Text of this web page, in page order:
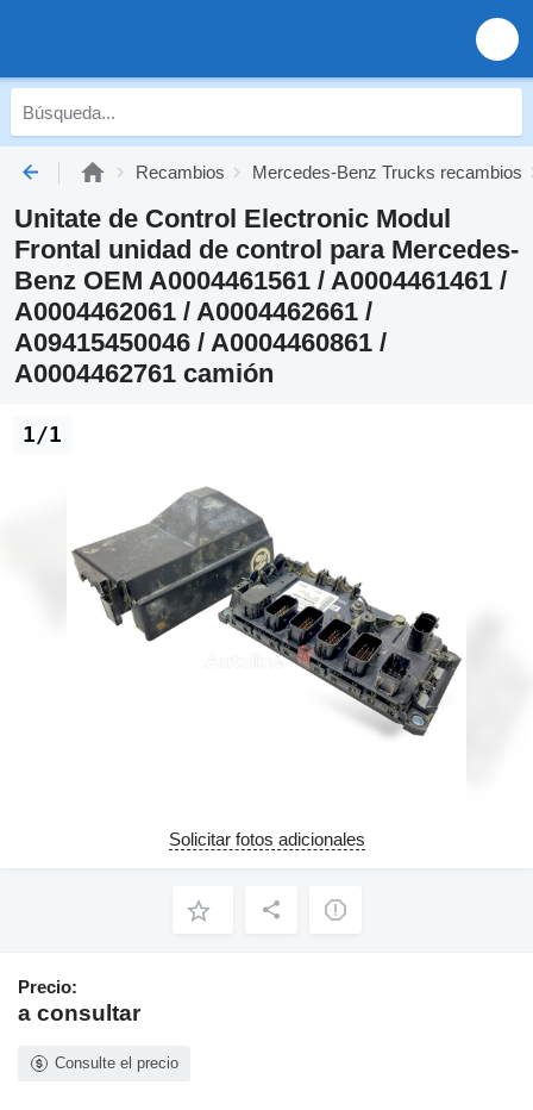
Recambios Mercedes-Benz Trucks recambios
Unitate de Control Electronic Modul
Frontal unidad de control para Mercedes-
Benz OEM A0004461561 / A0004461461 /
A0004462061 / A0004462661 /
A09415450046 / A0004460861 /
A0004462761 camión
1/1
Solicitar fotos adicionales
Precio:
a consultar
Consulte el precio